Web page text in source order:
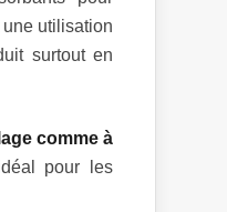
utilisation
surtout en
comme à
pour les